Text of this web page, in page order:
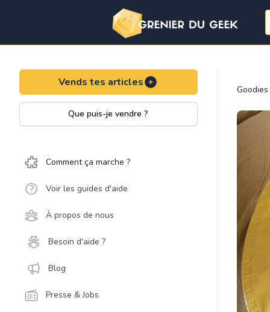
Vends tes articles
Que puis-je vendre ?
Comment ça marche ?
Voir les guides d'aide
À propos de nous
Besoin d'aide ?
Blog
Presse & Jobs
Goodies